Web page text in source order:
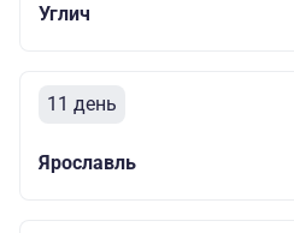
Углич
11 день
Ярославль